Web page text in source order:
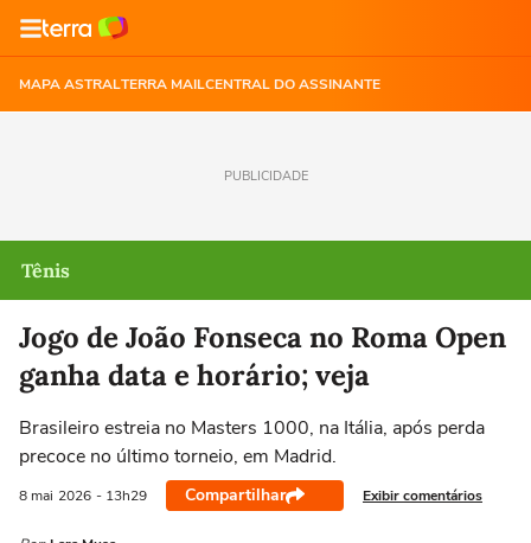
MAPA ASTRALTERRA MAILCENTRAL DO ASSINANTE
PUBLICIDADE
Tênis
Jogo de João Fonseca no Roma Open
ganha data e horário; veja
Brasileiro estreia no Masters 1000, na Itália, após perda
precoce no último torneio, em Madrid.
8 mai 2026 - 13h29 Compartilhar Exibir comentários